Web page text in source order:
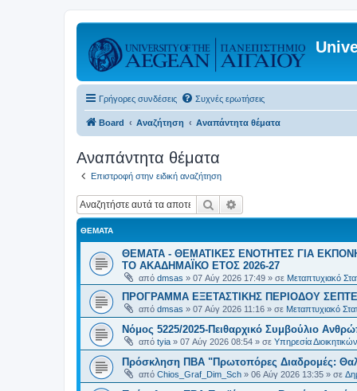
Γρήγορες συνδέσεις Συχνές ερωτήσεις
Board Αναζήτηση Αναπάντητα θέματα
Αναπάντητα θέματα
Επιστροφή στην ειδική αναζήτηση
Αναζήτηση
ΘΈΜΑΤΑ
ΘΕΜΑΤΑ - ΘΕΜΑΤΙΚΕΣ ΕΝΟΤΗΤΕΣ ΓΙΑ
ΤΟ ΑΚΑΔΗΜΑΪΚΟ ΕΤΟΣ 2026-27
από dmsas » 07 Αύγ 2026 17:49 » σε Μεταπτυχιακό
ΠΡΟΓΡΑΜΜΑ ΕΞΕΤΑΣΤΙΚΗΣ ΠΕΡΙΟΔΟΥ
από dmsas » 07 Αύγ 2026 11:16 » σε Μεταπτυχιακό
Νόμος 5225/2025-Πειθαρχικό Συμβούλιο
από tyia » 07 Αύγ 2026 08:54 » σε Υπηρεσία
Πρόσκληση ΠΒΑ "Πρωτοπόρες Διαδρομές:
από Chios_Graf_Dim_Sch » 06 Αύγ 2026 13:35 » σε